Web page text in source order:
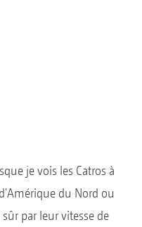
je vois les Catros à
du Nord ou
par leur vitesse de